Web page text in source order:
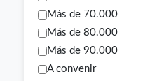
Más de 70.000
Más de 80.000
Más de 90.000
A convenir